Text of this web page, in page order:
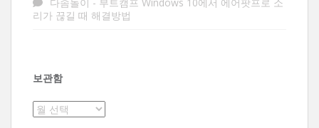
리가 끊길 때 해결방법
보관함
보